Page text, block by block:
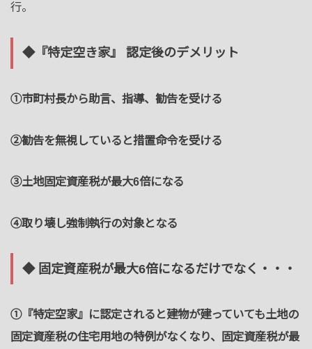
行。
◆『特定空き家』 認定後のデメリット
①市町村長から助言、指導、勧告を受ける
②勧告を無視していると措置命令を受ける
③土地固定資産税が最大6倍になる
④取り壊し強制執行の対象となる
◆ 固定資産税が最大6倍になるだけでなく・・・
①『特定空家』に認定されると建物が建っていても土地の
固定資産税の住宅用地の特例がなくなり、固定資産税が最